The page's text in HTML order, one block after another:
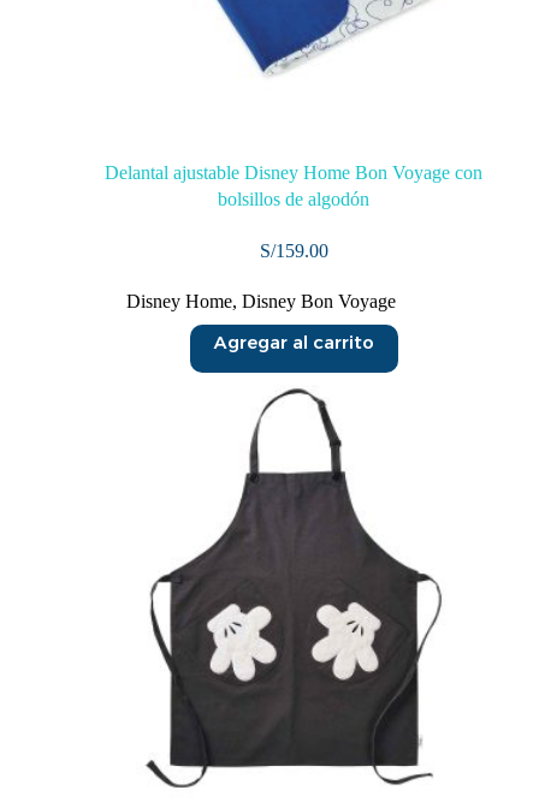
Delantal ajustable Disney Home Bon Voyage con
bolsillos de algodón
S/159.00
Disney Home, Disney Bon Voyage
Agregar al carrito